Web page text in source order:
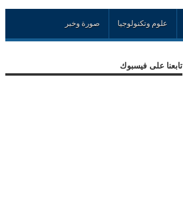
علوم وتكنولوجيا صورة وخبر
تابعنا على فيسبوك